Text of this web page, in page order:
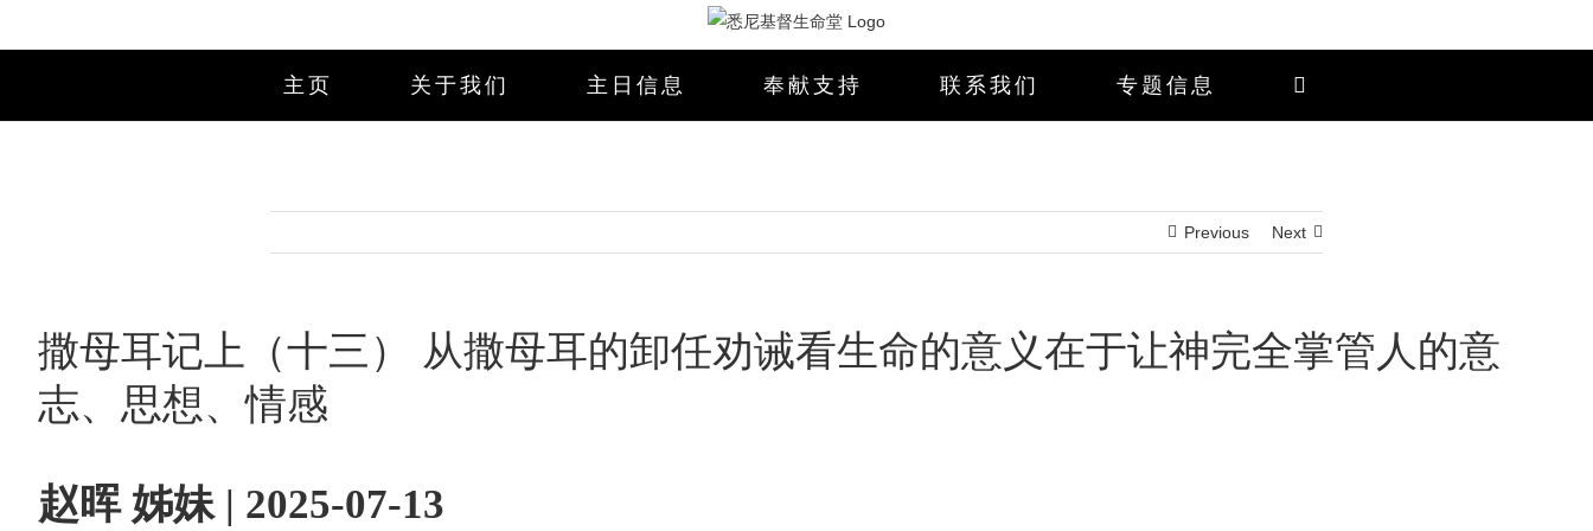
to
主页 关于我们 主日信息 奉献支持 联系我们 专题信息
Previous Next
撒母耳记上（十三） 从撒母耳的卸任劝诫看生命的意义在于让神完全掌管人的意
志、思想、情感
赵晖 姊妹 | 2025-07-13